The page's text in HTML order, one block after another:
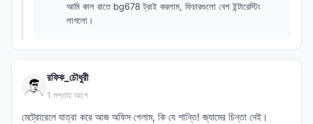
আমি কাল রাতে bg678 ট্রাই করলাম, ফিচারগুলো বেশ ইন্টারেস্টিং
লাগলো।
রফিক_চৌধুরী
1 সপ্তাহ আগে
মেট্রোরেলে যাত্রা করে আজ অফিস গেলাম, কি যে শান্তি! জ্যামের চিন্তা নেই।